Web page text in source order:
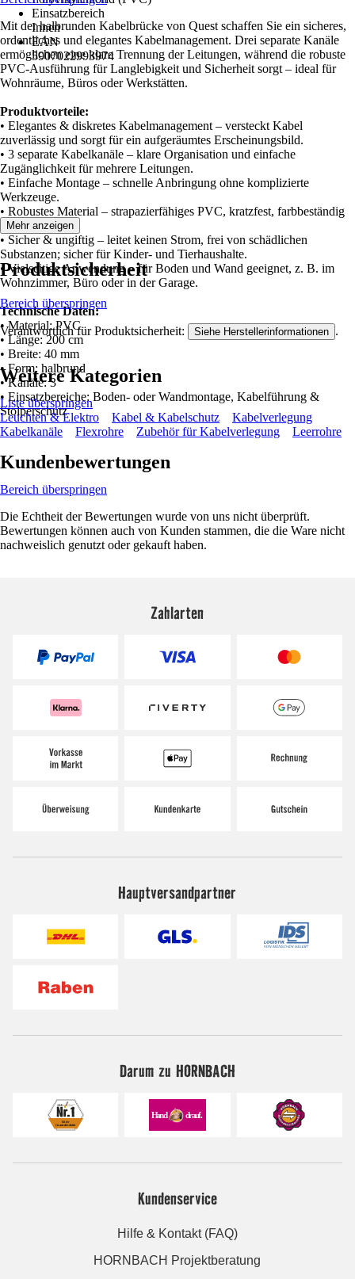
Einsatzbereich
Innen
EAN
5907022993974
Mit der halbrunden Kabelbrücke von Quest schaffen Sie ein sicheres,
ordentliches und elegantes Kabelmanagement. Drei separate Kanäle
ermöglichen eine klare Trennung der Leitungen, während die robuste
PVC-Ausführung für Langlebigkeit und Sicherheit sorgt – ideal für
Wohnräume, Büros oder Werkstätten.
Produktvorteile:
• Elegantes & diskretes Kabelmanagement – versteckt Kabel
zuverlässig und sorgt für ein aufgeräumtes Erscheinungsbild.
• 3 separate Kabelkanäle – klare Organisation und einfache
Zugänglichkeit für mehrere Leitungen.
• Einfache Montage – schnelle Anbringung ohne komplizierte
Werkzeuge.
• Robustes Material – strapazierfähiges PVC, kratzfest, farbbeständig
und langlebig.
• Sicher & ungiftig – leitet keinen Strom, frei von schädlichen
Substanzen; sicher für Kinder- und Tierhaushalte.
• Vielseitige Anwendung – für Boden und Wand geeignet, z. B. im
Wohnzimmer, Büro oder in der Garage.
Technische Daten:
• Material: PVC
• Länge: 200 cm
• Breite: 40 mm
• Form: halbrund
• Kanäle: 3
• Einsatzbereiche: Boden- oder Wandmontage, Kabelführung &
Stolperschutz
Mehr anzeigen
Produktsicherheit
Bereich überspringen
Verantwortlich für Produktsicherheit: Siehe Herstellerinformationen .
Weitere Kategorien
Liste überspringen
Leuchten & Elektro
Kabel & Kabelschutz
Kabelverlegung
Kabelkanäle
Flexrohre Zubehör für Kabelverlegung Leerrohre
Kundenbewertungen
Bereich überspringen
Die Echtheit der Bewertungen wurde von uns nicht überprüft.
Bewertungen können auch von Kunden stammen, die die Ware nicht
nachweislich genutzt oder gekauft haben.
Zahlarten
Hauptversandpartner
Darum zu HORNBACH
Kundenservice
Hilfe & Kontakt (FAQ)
HORNBACH Projektberatung